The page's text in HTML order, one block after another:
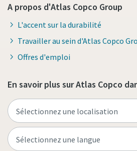
A propos d'Atlas Copco Group
L'accent sur la durabilité
Travailler au sein d'Atlas Copco
Offres d'emploi
En savoir plus sur Atlas Copco